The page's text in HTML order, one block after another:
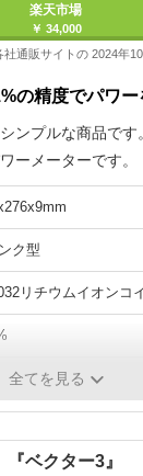
楽天市場
￥ 34,000
通販サイトの 2024年
の精度でパワー
ンプルな商品で
ーメーターです。
ク型
リチウムイオンコ
全てを見る
ベクター3』